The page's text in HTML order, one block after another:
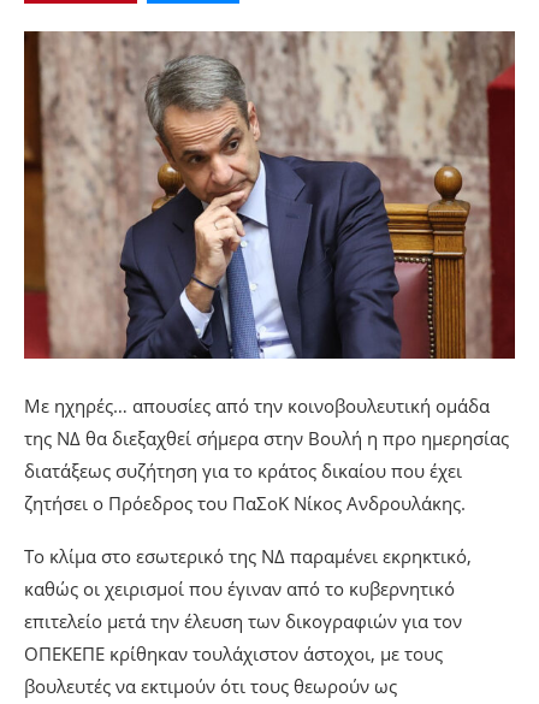
Με ηχηρές… απουσίες από την κοινοβουλευτική ομάδα
της ΝΔ θα διεξαχθεί σήμερα στην Βουλή η προ ημερησίας
διατάξεως συζήτηση για το κράτος δικαίου που έχει
ζητήσει ο Πρόεδρος του ΠαΣοΚ Νίκος Ανδρουλάκης.
Το κλίμα στο εσωτερικό της ΝΔ παραμένει εκρηκτικό,
καθώς οι χειρισμοί που έγιναν από το κυβερνητικό
επιτελείο μετά την έλευση των δικογραφιών για τον
ΟΠΕΚΕΠΕ κρίθηκαν τουλάχιστον άστοχοι, με τους
βουλευτές να εκτιμούν ότι τους θεωρούν ως